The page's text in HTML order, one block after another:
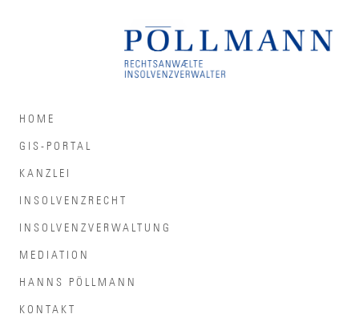
HOME
GIS-PORTAL
KANZLEI
INSOLVENZRECHT
INSOLVENZVERWALTUNG
MEDIATION
HANNS PÖLLMANN
KONTAKT